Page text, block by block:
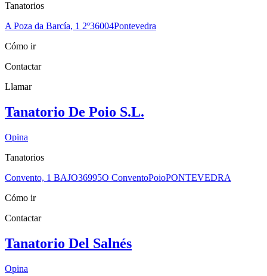
Tanatorios
A Poza da Barcía, 1 2º36004Pontevedra
Cómo ir
Contactar
Llamar
Tanatorio De Poio S.L.
Opina
Tanatorios
Convento, 1 BAJO36995O ConventoPoioPONTEVEDRA
Cómo ir
Contactar
Tanatorio Del Salnés
Opina